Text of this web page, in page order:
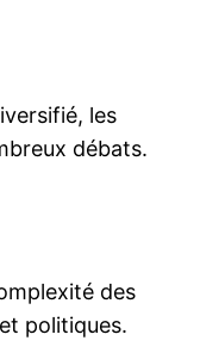
les
débats.
des
politiques.